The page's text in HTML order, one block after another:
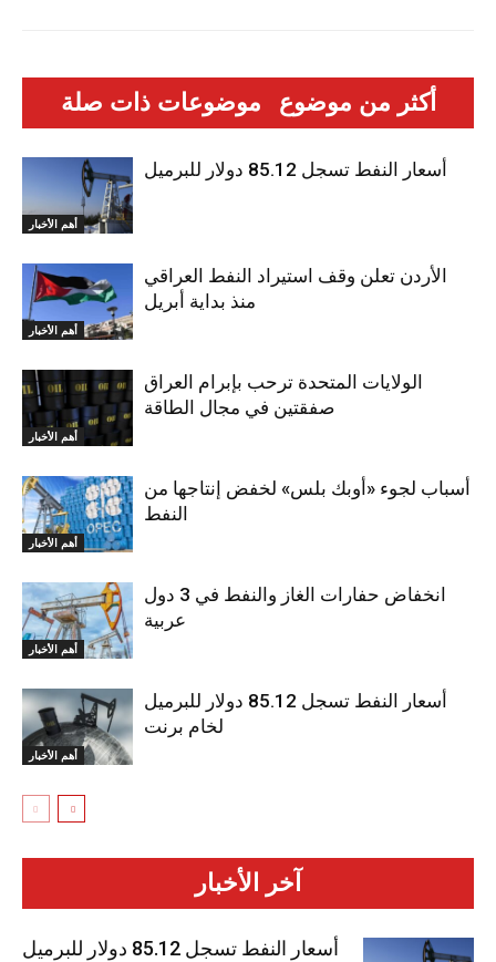
موضوعات ذات صلة أكثر من موضوع
أهم الأخبار
أسعار النفط تسجل 85.12 دولار للبرميل
أهم الأخبار
الأردن تعلن وقف استيراد النفط العراقي
منذ بداية أبريل
أهم الأخبار
الولايات المتحدة ترحب بإبرام العراق
صفقتين في مجال الطاقة
أهم الأخبار
أسباب لجوء «أوبك بلس» لخفض إنتاجها من
النفط
أهم الأخبار
انخفاض حفارات الغاز والنفط في 3 دول
عربية
أهم الأخبار
أسعار النفط تسجل 85.12 دولار للبرميل
لخام برنت
آخر الأخبار
أسعار النفط تسجل 85.12 دولار للبرميل